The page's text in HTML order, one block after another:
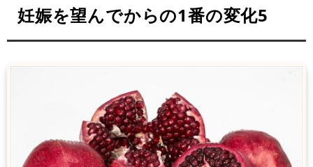
妊娠を望んでからの1番の変化5